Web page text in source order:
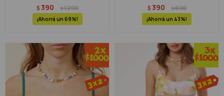
$ 390 $1.290
69
$ 390 $690
43